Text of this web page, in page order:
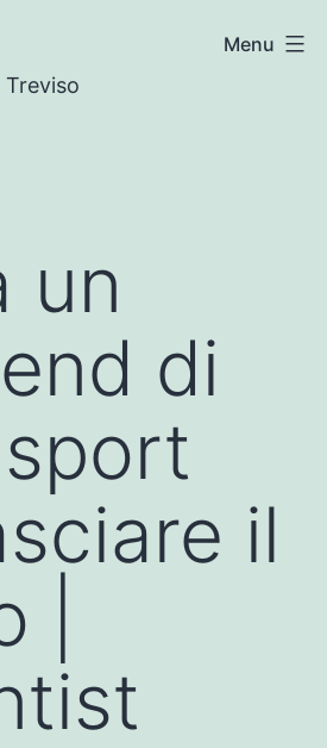
Menu
un
di
il